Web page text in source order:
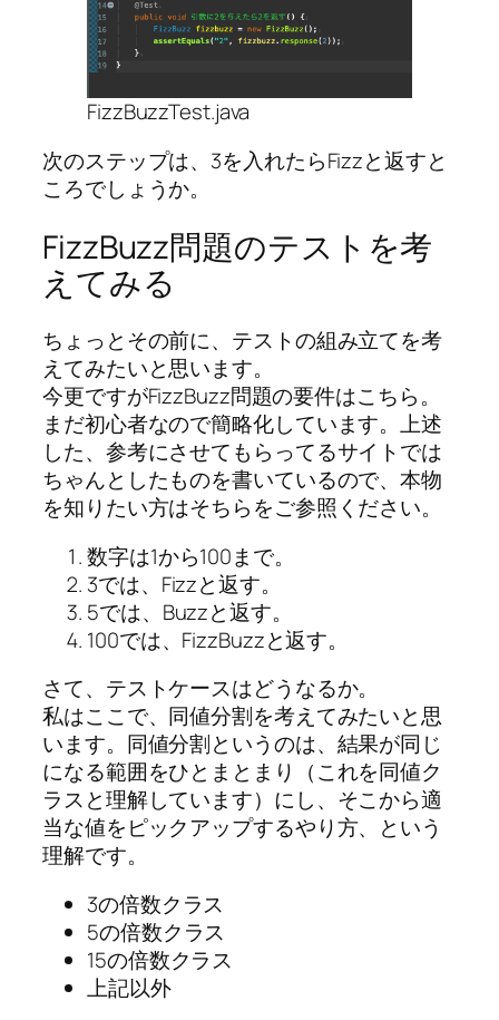
FizzBuzzTest.java
次のステップは、3を入れたらFizzと返すと
ころでしょうか。
FizzBuzz問題のテストを考
えてみる
ちょっとその前に、テストの組み立てを考
えてみたいと思います。
今更ですがFizzBuzz問題の要件はこちら。
まだ初心者なので簡略化しています。上述
した、参考にさせてもらってるサイトでは
ちゃんとしたものを書いているので、本物
を知りたい方はそちらをご参照ください。
数字は1から100まで。
3では、Fizzと返す。
5では、Buzzと返す。
100では、FizzBuzzと返す。
さて、テストケースはどうなるか。
私はここで、同値分割を考えてみたいと思
います。同値分割というのは、結果が同じ
になる範囲をひとまとまり（これを同値ク
ラスと理解しています）にし、そこから適
当な値をピックアップするやり方、という
理解です。
3の倍数クラス
5の倍数クラス
15の倍数クラス
上記以外